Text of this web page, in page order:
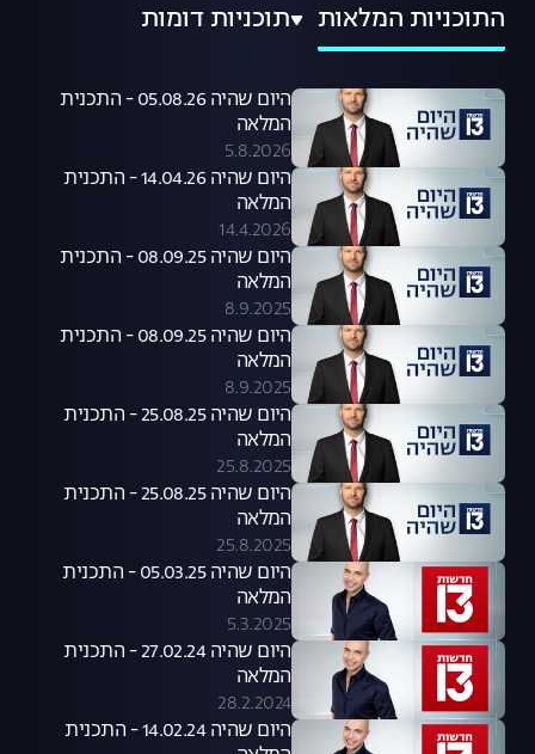
התוכניות המלאות תוכניות דומות
היום שהיה 05.08.26 - התכנית
המלאה
5.8.2026
היום שהיה 14.04.26 - התכנית
המלאה
14.4.2026
היום שהיה 08.09.25 - התכנית
המלאה
8.9.2025
היום שהיה 08.09.25 - התכנית
המלאה
8.9.2025
היום שהיה 25.08.25 - התכנית
המלאה
25.8.2025
היום שהיה 25.08.25 - התכנית
המלאה
25.8.2025
היום שהיה 05.03.25 - התכנית
המלאה
5.3.2025
היום שהיה 27.02.24 - התכנית
המלאה
28.2.2024
היום שהיה 14.02.24 - התכנית